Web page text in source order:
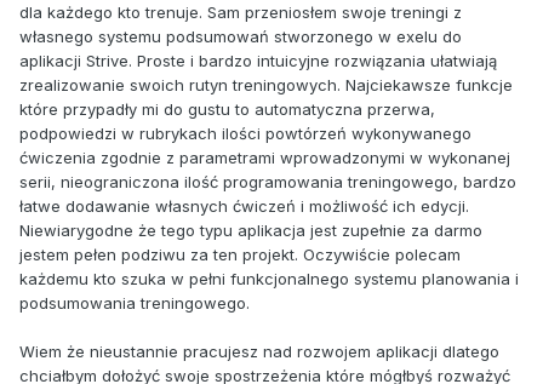
dla każdego kto trenuje. Sam przeniosłem swoje treningi z
własnego systemu podsumowań stworzonego w exelu do
aplikacji Strive. Proste i bardzo intuicyjne rozwiązania ułatwiają
zrealizowanie swoich rutyn treningowych. Najciekawsze funkcje
które przypadły mi do gustu to automatyczna przerwa,
podpowiedzi w rubrykach ilości powtórzeń wykonywanego
ćwiczenia zgodnie z parametrami wprowadzonymi w wykonanej
serii, nieograniczona ilość programowania treningowego, bardzo
łatwe dodawanie własnych ćwiczeń i możliwość ich edycji.
Niewiarygodne że tego typu aplikacja jest zupełnie za darmo
jestem pełen podziwu za ten projekt. Oczywiście polecam
każdemu kto szuka w pełni funkcjonalnego systemu planowania i
podsumowania treningowego.
Wiem że nieustannie pracujesz nad rozwojem aplikacji dlatego
chciałbym dołożyć swoje spostrzeżenia które mógłbyś rozważyć